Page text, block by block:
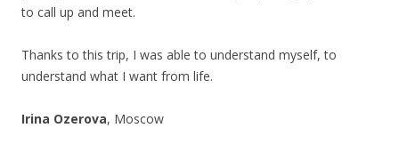
to call up and meet.
Thanks to this trip, I was able to understand myself, to
understand what I want from life.
Irina Ozerova, Moscow